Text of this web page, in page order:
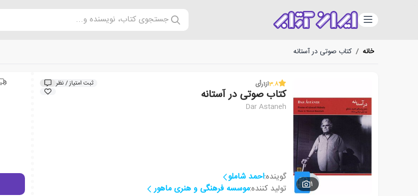
دسته‌بندی جستجوی کتاب، نویسنده و...
خانه / کتاب صوتی در آستانه
1
3.8از1رأی ثبت امتیاز / نظر
کتاب صوتی در آستانه
Dar Astaneh
گوینده:احمد شاملو
تولید کننده:موسسه فرهنگی و هنری ماهور